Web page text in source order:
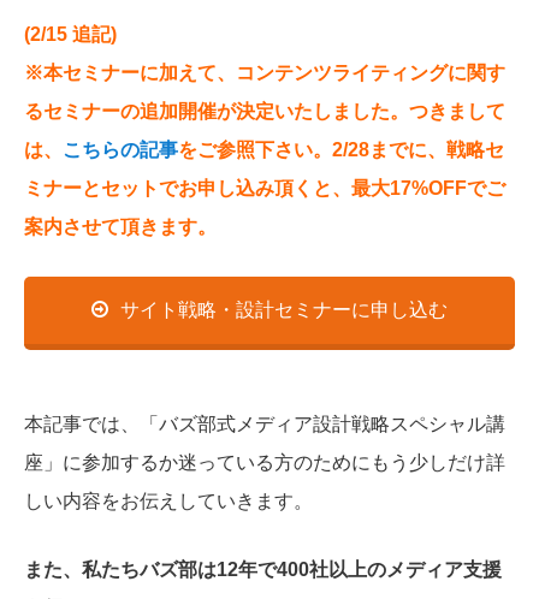
(2/15 追記)
※本セミナーに加えて、コンテンツライティングに関す
るセミナーの追加開催が決定いたしました。つきまして
は、
こちらの記事をご参照下さい。2/28までに、戦略セ
ミナーとセットでお申し込み頂くと、最大17%OFFでご
案内させて頂きます。
サイト戦略・設計セミナーに申し込む
本記事では、
「バズ部式メディア設計戦略スペシャル講
座」に参加するか迷っている方のためにもう 少しだけ詳
しい内容をお伝えしていきます。
また、私たちバズ部は12年で400社以上のメディア支援